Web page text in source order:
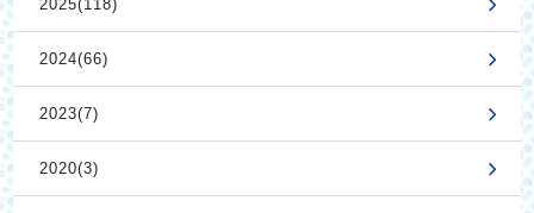
2025(118)
2024(66)
2023(7)
2020(3)